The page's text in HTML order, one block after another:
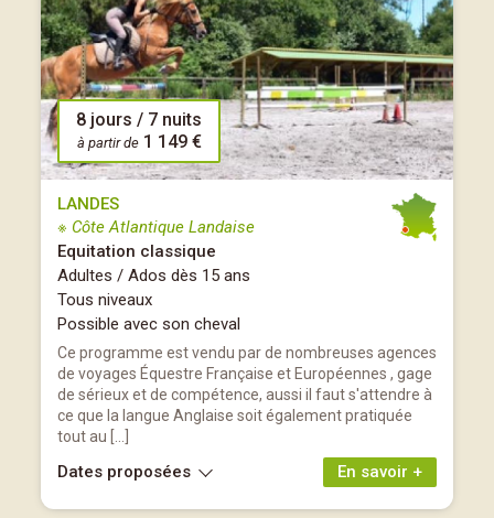
8 jours / 7 nuits
à partir de 1 149 €
LANDES
※ Côte Atlantique Landaise
Equitation classique
Adultes / Ados dès 15 ans
Tous niveaux
Possible avec son cheval
Ce programme est vendu par de nombreuses agences
de voyages Équestre Française et Européennes , gage
de sérieux et de compétence, aussi il faut s'attendre à
ce que la langue Anglaise soit également pratiquée
tout au […]
En savoir +
Dates proposées